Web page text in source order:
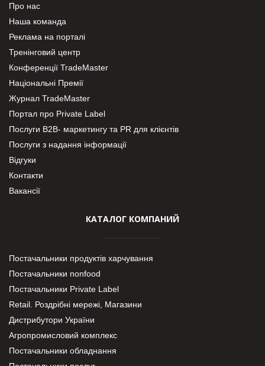
Про нас
Наша команда
Реклама на порталі
Тренінговий центр
Конференції TradeMaster
Національні Премії
Журнал TradeMaster
Портал про Private Label
Послуги В2В- маркетингу та PR для клієнтів
Послуги з надання інформації
Відгуки
Контакти
Вакансії
КАТАЛОГ КОМПАНИЙ
Постачальники продуктів харчування
Постачальники nonfood
Постачальники Private Label
Retail. Роздрібні мережі, Магазини
Дистрибутори України
Агропромисловий комплекс
Постачальники обладнання